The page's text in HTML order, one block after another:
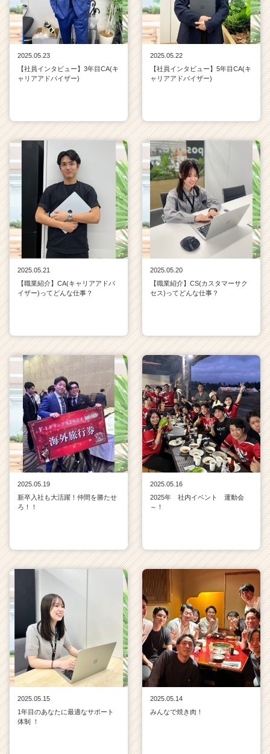
2025.05.23
【社員インタビュー】3年目CA(キ
ャリアアドバイザー)
2025.05.22
【社員インタビュー】5年目CA(キ
ャリアアドバイザー)
2025.05.21
【職業紹介】CA(キャリアアドバ
イザー)ってどんな仕事？
2025.05.20
【職業紹介】CS(カスタマーサク
セス)ってどんな仕事？
2025.05.19
新卒入社も大活躍！仲間を勝たせ
ろ！！
2025.05.16
2025年 社内イベント 運動会
～！
2025.05.15
1年目のあなたに最適なサポート
体制 ！
2025.05.14
みんなで焼き肉！